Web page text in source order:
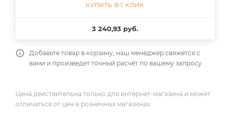
КУПИТЬ В 1 КЛИК
3 240,93 руб.
Добавьте товар в корзину, наш менеджер свяжется с
вами и произведет точный расчёт по вашему запросу
Цена действительна только для интернет-магазина и может
отличаться от цен в розничных магазинах